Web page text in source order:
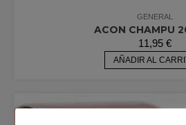
GENERAL
ACON CHAMPU
11,95 €
AÑADIR AL